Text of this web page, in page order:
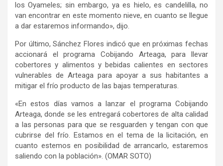
los Oyameles; sin embargo, ya es hielo, es candelilla, no
van encontrar en este momento nieve, en cuanto se llegue
a dar estaremos informando», dijo.
Por último, Sánchez Flores indicó que en próximas fechas
accionará el programa Cobijando Arteaga, para llevar
cobertores y alimentos y bebidas calientes en sectores
vulnerables de Arteaga para apoyar a sus habitantes a
mitigar el frío producto de las bajas temperaturas.
«En estos días vamos a lanzar el programa Cobijando
Arteaga, donde se les entregará cobertores de alta calidad
a las personas para que se resguarden y tengan con que
cubrirse del frío. Estamos en el tema de la licitación, en
cuanto estemos en posibilidad de arrancarlo, estaremos
saliendo con la población». (OMAR SOTO)